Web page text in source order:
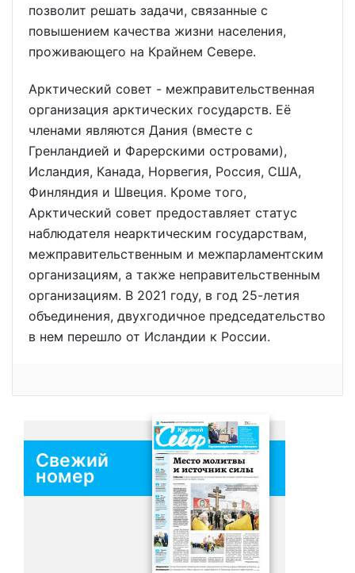
позволит решать задачи, связанные с
повышением качества жизни населения,
проживающего на Крайнем Севере.
Арктический совет - межправительственная
организация арктических государств. Её
членами являются Дания (вместе с
Гренландией и Фарерскими островами),
Исландия, Канада, Норвегия, Россия, США,
Финляндия и Швеция. Кроме того,
Арктический совет предоставляет статус
наблюдателя неарктическим государствам,
межправительственным и межпарламентским
организациям, а также неправительственным
организациям. В 2021 году, в год 25-летия
объединения, двухгодичное председательство
в нем перешло от Исландии к России.
Свежий
номер